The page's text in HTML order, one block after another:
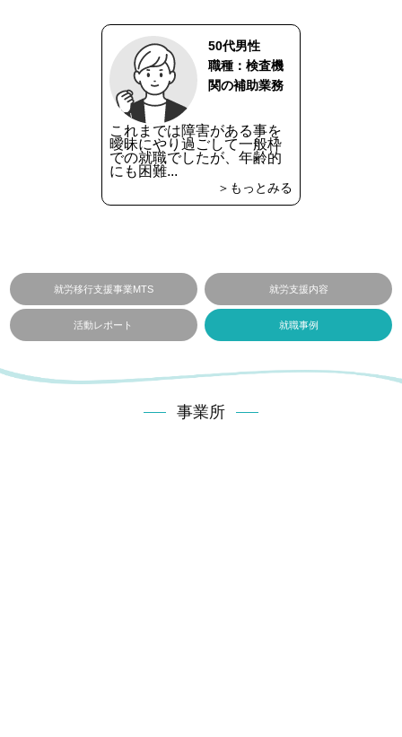
50代男性
職種：検査機
関の補助業務
これまでは障害がある事を
曖昧にやり過ごして一般枠
での就職でしたが、年齢的
にも困難...
＞もっとみる
就労移行支援事業MTS 就労支援内容
活動レポート 就職事例
事業所